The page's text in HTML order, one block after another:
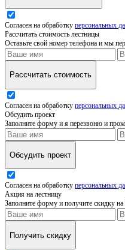
Согласен на обработку персональных
Рассчитать стоимость лестницы
Оставьте свой номер телефона и мы
Рассчитать стоимость
Согласен на обработку персональных
Обсудить проект
Заполните форму и я перезвоню и
Обсудить проект
Согласен на обработку персональных
Акция на лестницу
Заполните форму и получите скидку
Получить скидку